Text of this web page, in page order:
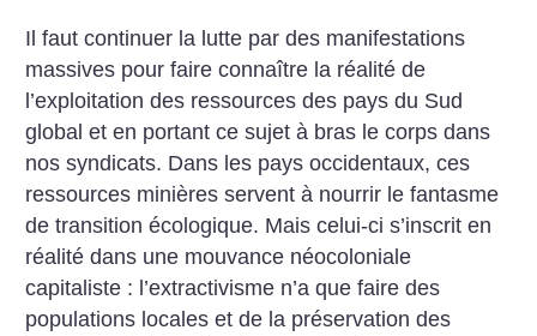
Il faut continuer la lutte par des manifestations
massives pour faire connaître la réalité de
l’exploitation des ressources des pays du Sud
global et en portant ce sujet à bras le corps dans
nos syndicats. Dans les pays occidentaux, ces
ressources minières servent à nourrir le fantasme
de transition écologique. Mais celui-ci s’inscrit en
réalité dans une mouvance néocoloniale
capitaliste : l’extractivisme n’a que faire des
populations locales et de la préservation des